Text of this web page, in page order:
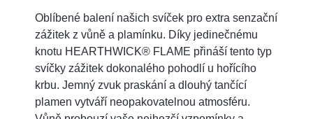
Oblíbené balení našich svíček pro extra senzační
zážitek z vůně a plamínku. Díky jedinečnému
knotu HEARTHWICK® FLAME přináší tento typ
svíčky zážitek dokonalého pohodlí u hořícího
krbu. Jemný zvuk praskání a dlouhý tančící
plamen vytváří neopakovatelnou atmosféru.